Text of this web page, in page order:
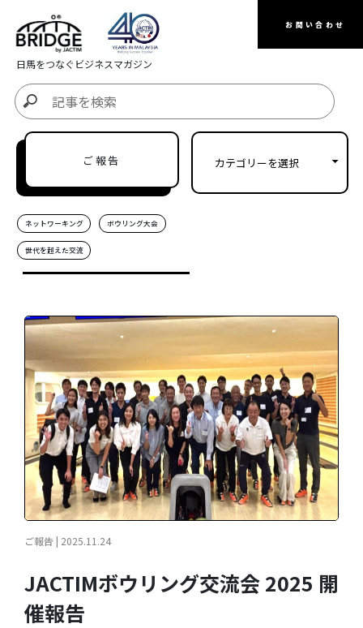
お問い合わせ
日馬をつなぐビジネスマガジン
ご報告
ネットワーキング ボウリング大会
世代を超えた交流
ご報告 | 2025.11.24
JACTIMボウリング交流会 2025 開
催報告